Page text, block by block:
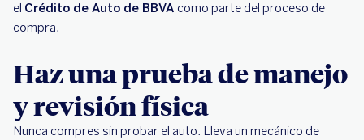
el Crédito de Auto de BBVA como parte del proceso de
compra.
Haz una prueba de manejo
y revisión física
Nunca compres sin probar el auto. Lleva un mecánico de